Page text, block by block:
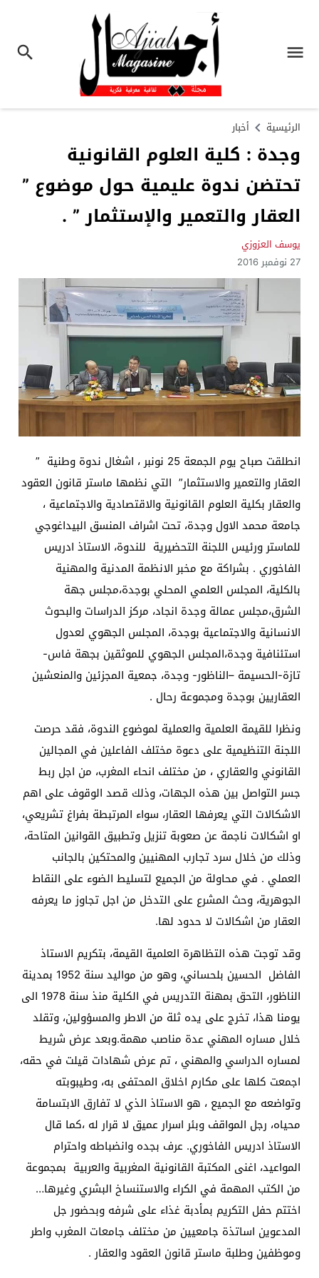
الرئيسية أخبار
وجدة : كلية العلوم القانونية
تحتضن ندوة عليمية حول موضوع ”
العقار والتعمير والإستثمار ” .
يوسف العزوزي
27 نوفمبر 2016
انطلقت صباح يوم الجمعة 25 نونبر ، اشغال ندوة وطنية ”
العقار والتعمير والاستثمار” التي نظمها ماستر قانون العقود
والعقار بكلية العلوم القانونية والاقتصادية والاجتماعية ،
جامعة محمد الاول وجدة، تحت اشراف المنسق البيداغوجي
للماستر ورئيس اللجنة التحضيرية للندوة، الاستاذ ادريس
الفاخوري . بشراكة مع مخبر الانظمة المدنية والمهنية
بالكلية، المجلس العلمي المحلي بوجدة،مجلس جهة
الشرق،مجلس عمالة وجدة انجاد، مركز الدراسات والبحوث
الانسانية والاجتماعية بوجدة، المجلس الجهوي لعدول
استئنافية وجدة،المجلس الجهوي للموثقين بجهة فاس-
تازة-الحسيمة –الناظور- وجدة، جمعية المجزئين والمنعشين
العقاريين بوجدة ومجموعة رحال .
ونظرا للقيمة العلمية والعملية لموضوع الندوة، فقد حرصت
اللجنة التنظيمية على دعوة مختلف الفاعلين في المجالين
القانوني والعقاري ، من مختلف انحاء المغرب، من اجل ربط
جسر التواصل بين هذه الجهات، وذلك قصد الوقوف على اهم
الاشكالات التي يعرفها العقار، سواء المرتبطة بفراغ تشريعي،
او اشكالات ناجمة عن صعوبة تنزيل وتطبيق القوانين المتاحة،
وذلك من خلال سرد تجارب المهنيين والمحتكين بالجانب
العملي . في محاولة من الجميع لتسليط الضوء على النقاط
الجوهرية، وحث المشرع على التدخل من اجل تجاوز ما يعرفه
العقار من اشكالات لا حدود لها.
وقد توجت هذه التظاهرة العلمية القيمة، بتكريم الاستاذ
الفاضل الحسين بلحساني، وهو من مواليد سنة 1952 بمدينة
الناظور، التحق بمهنة التدريس في الكلية منذ سنة 1978 الى
يومنا هذا، تخرج على يده ثلة من الاطر والمسؤولين، وتقلد
خلال مساره المهني عدة مناصب مهمة.وبعد عرض شريط
لمساره الدراسي والمهني ، تم عرض شهادات قيلت في حقه،
اجمعت كلها على مكارم اخلاق المحتفى به، وطيبوبته
وتواضعه مع الجميع ، هو الاستاذ الذي لا تفارق الابتسامة
محياه، رجل المواقف وبئر اسرار عميق لا قرار له ،كما قال
الاستاذ ادريس الفاخوري. عرف بجده وانضباطه واحترام
المواعيد، اغنى المكتبة القانونية المغربية والعربية بمجموعة
من الكتب المهمة في الكراء والاستنساخ البشري وغيرها…
اختتم حفل التكريم بمأدبة غذاء على شرفه وبحضور جل
المدعوين اساتذة جامعيين من مختلف جامعات المغرب واطر
وموظفين وطلبة ماستر قانون العقود والعقار .